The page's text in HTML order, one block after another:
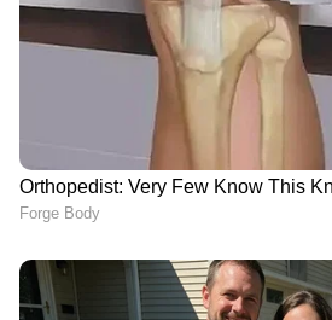
5. നഖങ്ങൾ ഉരയ്ക്കുക
6. വിരലുകളുടെ പുറക് വശം
7. കൈക്കുഴ ഉരയ്ക്കുക
8. നന്നായി വെള്ളം ഒഴിച്ച്
ഉണക്കുക.